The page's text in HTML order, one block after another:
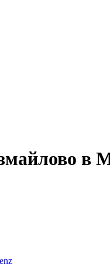
в